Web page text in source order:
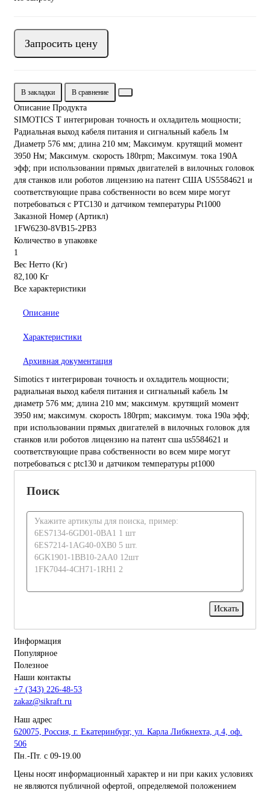
Запросить цену
В закладки В сравнение
Описание Продукта
SIMOTICS Т интегрирован точность и охладитель мощности;
Радиальная выход кабеля питания и сигнальный кабель 1м
Диаметр 576 мм; длина 210 мм; Максимум. крутящий момент
3950 Нм; Максимум. скорость 180rpm; Максимум. тока 190А
эфф; при использовании прямых двигателей в вилочных головок
для станков или роботов лицензию на патент США US5584621 и
соответствующие права собственности во всем мире могут
потребоваться с PTC130 и датчиком температуры Pt1000
Заказной Номер (Артикл)
1FW6230-8VB15-2PB3
Количество в упаковке
1
Вес Нетто (Кг)
82,100 Кг
Все характеристики
Описание
Характеристики
Архивная документация
Simotics т интегрирован точность и охладитель мощности;
радиальная выход кабеля питания и сигнальный кабель 1м
диаметр 576 мм; длина 210 мм; максимум. крутящий момент
3950 нм; максимум. скорость 180rpm; максимум. тока 190а эфф;
при использовании прямых двигателей в вилочных головок для
станков или роботов лицензию на патент сша us5584621 и
соответствующие права собственности во всем мире могут
потребоваться с ptc130 и датчиком температуры pt1000
Поиск
Информация
Популярное
Полезное
Наши контакты
+7 (343) 226-48-53
zakaz@sikraft.ru
Наш адрес
620075, Россия, г. Екатеринбург, ул. Карла Либкнехта, д.4, оф.
506
Пн.-Пт. с 09-19.00
Цены носят информационный характер и ни при каких условиях
не являются публичной офертой, определяемой положением